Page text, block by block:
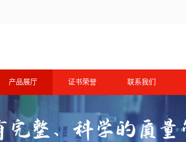
产品展厅 证书荣誉 联系我们